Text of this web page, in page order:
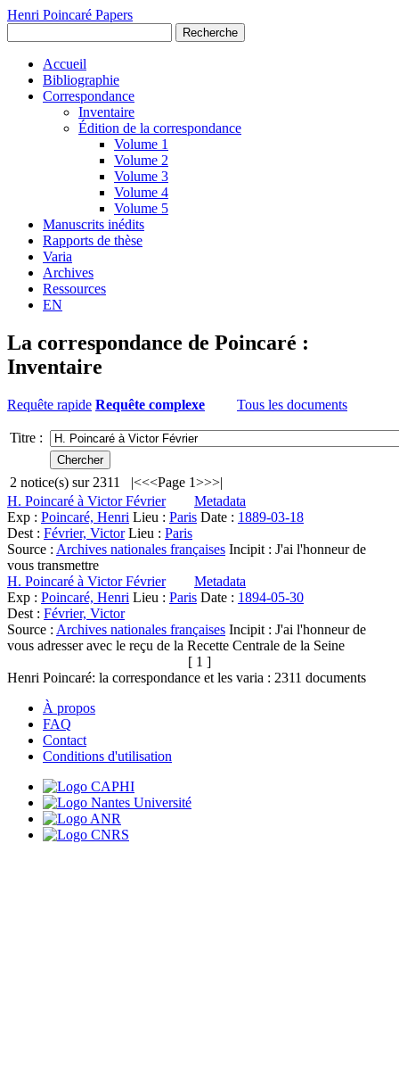
Henri Poincaré Papers
Recherche
Accueil
Bibliographie
Correspondance
Inventaire
Édition de la correspondance
Volume 1
Volume 2
Volume 3
Volume 4
Volume 5
Manuscrits inédits
Rapports de thèse
Varia
Archives
Ressources
EN
La correspondance de Poincaré :
Inventaire
Requête rapide Requête complexe Tous les documents
Titre :
2 notice(s) sur 2311 |<<<Page 1>>>|
H. Poincaré à Victor Février
Metadata
Exp : Poincaré, Henri Lieu : Paris Date : 1889-03-18
Dest : Février, VictorLieu : Paris
Source : Archives nationales françaises Incipit : J'ai l'honneur de
vous transmettre
H. Poincaré à Victor Février
Metadata
Exp : Poincaré, Henri Lieu : Paris Date : 1894-05-30
Dest : Février, Victor
Source : Archives nationales françaises Incipit : J'ai l'honneur de
vous adresser avec le reçu de la Recette Centrale de la Seine
[ 1 ]
Henri Poincaré: la correspondance et les varia : 2311 documents
À propos
FAQ
Contact
Conditions d'utilisation